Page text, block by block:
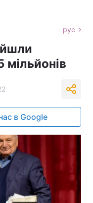
рус
мільйонів
в Google